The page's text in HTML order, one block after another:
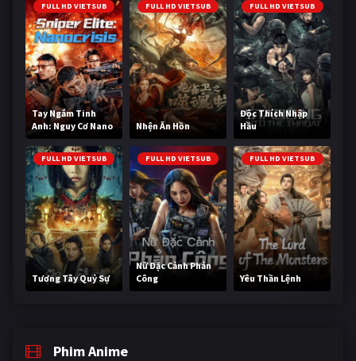
FULL HD VIETSUB
Tay Ngắm Tinh
Anh: Nguy Cơ Nano
FULL HD VIETSUB
Nhện Ăn Hồn
FULL HD VIETSUB
Độc Thích Nhập
Hầu
FULL HD VIETSUB
Tương Tây Quỷ Sự
FULL HD VIETSUB
Nữ Đặc Cảnh Phản
Công
FULL HD VIETSUB
Yêu Thần Lệnh
Phim Anime